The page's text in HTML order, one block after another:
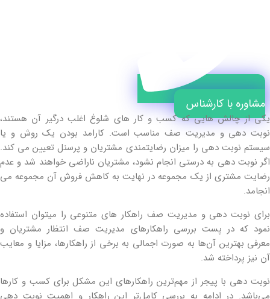
مشاوره با کارشناس
یکی از چالش هایی که کسب و کار های شلوغ اغلب درگیر آن هستند،
نوبت دهی و مدیریت صف مناسب است. کارامد بودن یک روش و یا
سیستم نوبت دهی را میزان رضایتمندی مشتریان و پرسنل تعیین می کند.
اگر نوبت دهی به درستی انجام نشود، مشتریان ناراضی خواهند شد و عدم
رضایت مشتری از یک مجموعه در نهایت به کاهش فروش آن مجموعه می
انجامد.
برای نوبت دهی و مدیریت صف راهکار های متنوعی را میتوان استفاده
نمود که در پست بررسی راهکارهای مدیریت صف انتظار مشتریان و
معرفی بهترین آن‌ها به صورت اجمالی به برخی از راهکارها، مزایا و معایب
آن نیز پرداخته شد.
نوبت دهی با پیجر از مهم‌ترین راهکارهای این مشکل برای کسب و کارها
می‌باشد. در ادامه به بررسی کامل‌تر این راهکار و اهمیت نوبت دهی